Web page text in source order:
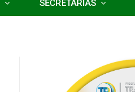
SECRETARIAS